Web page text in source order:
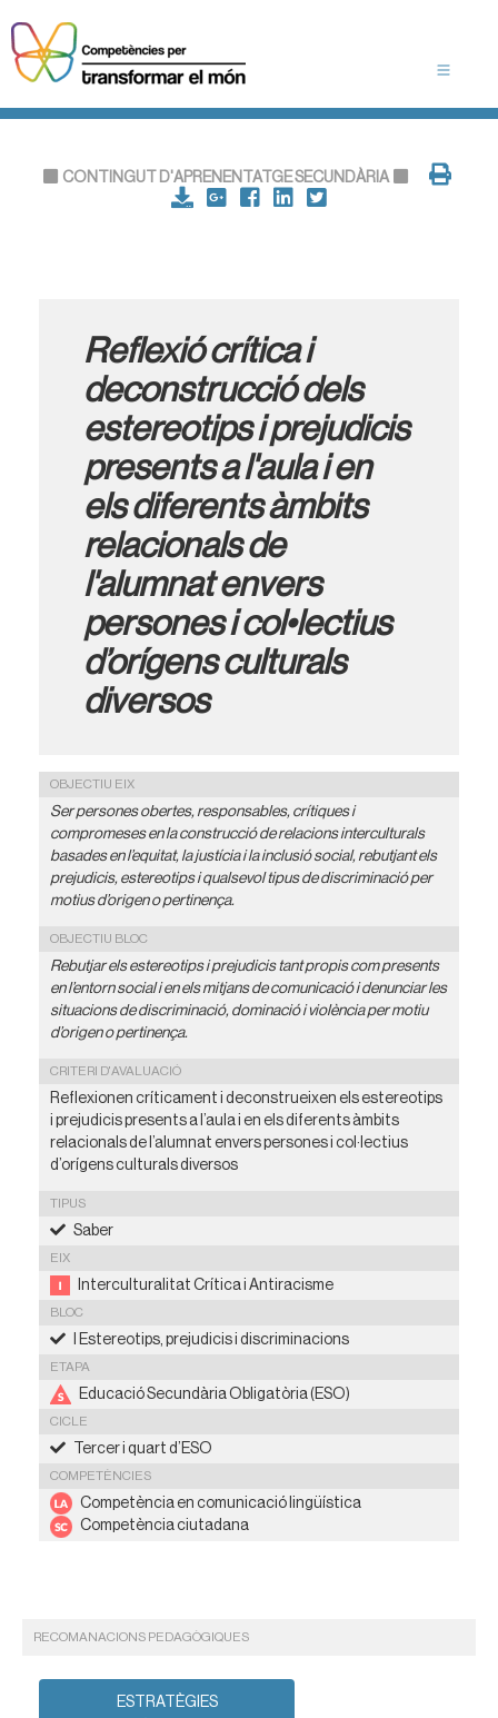
CONTINGUT D'APRENENTATGE SECUNDÀRIA
Reflexió crítica i
deconstrucció dels
estereotips i prejudicis
presents a l'aula i en
els diferents àmbits
relacionals de
l'alumnat envers
persones i col•lectius
d’orígens culturals
diversos
OBJECTIU EIX
Ser persones obertes, responsables, crítiques i
compromeses en la construcció de relacions interculturals
basades en l’equitat, la justícia i la inclusió social, rebutjant els
prejudicis, estereotips i qualsevol tipus de discriminació per
motius d’origen o pertinença.
OBJECTIU BLOC
Rebutjar els estereotips i prejudicis tant propis com presents
en l’entorn social i en els mitjans de comunicació i denunciar les
situacions de discriminació, dominació i violència per motiu
d’origen o pertinença.
CRITERI D'AVALUACIÓ
Reflexionen críticament i deconstrueixen els estereotips
i prejudicis presents a l’aula i en els diferents àmbits
relacionals de l’alumnat envers persones i col·lectius
d’orígens culturals diversos
TIPUS
Saber
EIX
Interculturalitat Crítica i Antiracisme
BLOC
I Estereotips, prejudicis i discriminacions
ETAPA
Educació Secundària Obligatòria (ESO)
CICLE
Tercer i quart d’ESO
COMPETÈNCIES
Competència en comunicació lingüística
Competència ciutadana
RECOMANACIONS PEDAGÒGIQUES
ESTRATÈGIES